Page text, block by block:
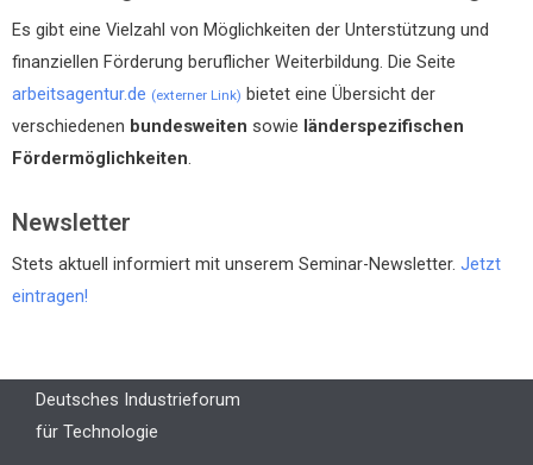
Es gibt eine Vielzahl von Möglichkeiten der Unterstützung und
finanziellen Förderung beruflicher Weiterbildung. Die Seite
arbeitsagentur.de (externer Link) bietet eine Übersicht der
verschiedenen bundesweiten sowie länderspezifischen
Fördermöglichkeiten.
Newsletter
Stets aktuell informiert mit unserem Seminar-Newsletter. Jetzt
eintragen!
Deutsches Industrieforum
für Technologie